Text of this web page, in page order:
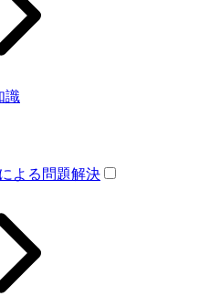
識
よる問題解決